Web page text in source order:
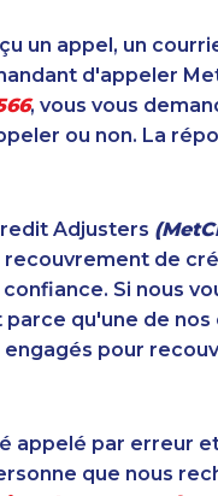
un appel, un
d'appeler
, vous vous
ou non. La
Adjusters
recouvrement de
Si nous
parce qu'une de
engagés pour
appelé par erreur
que nous